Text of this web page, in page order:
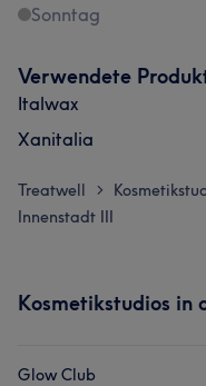
Sonntag
Verwendete
Italwax
Xanitalia
Treatwell >
Innenstadt III
Kosmetikstudios in
Glow Club